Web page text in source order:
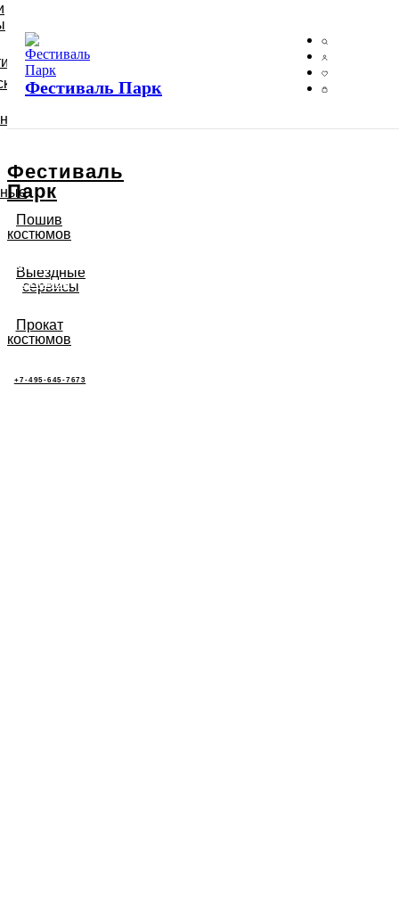
Фестиваль Парк
Фестиваль
Парк
Пошив
костюмов
Выездные
сервисы
Прокат
костюмов
+7-495-645-7673
Подключи годовой тариф на прокат
костюмов